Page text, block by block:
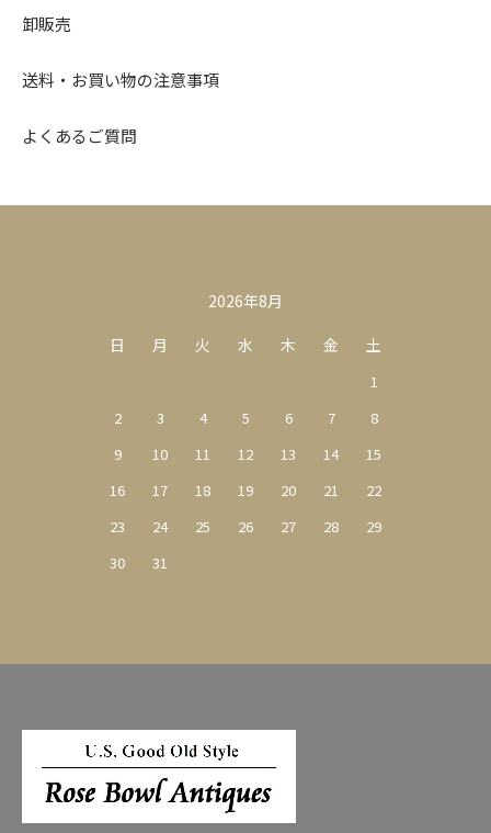
卸販売
送料・お買い物の注意事項
よくあるご質問
2026年8月
日
月 火 水 木 金 土
1
2
3 4 5 6 7
8
9
10 11 12 13 14
15
16
17 18 19 20 21
22
23
24 25 26 27 28
29
30
31